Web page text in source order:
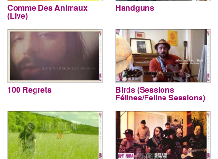
Comme Des Animaux
(Live)
Handguns
100 Regrets Birds (Sessions
Félines/Feline Sessions)